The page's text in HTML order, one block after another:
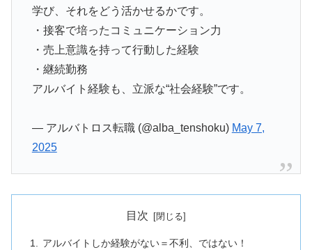
学び、それをどう活かせるかです。
・接客で培ったコミュニケーション力
・売上意識を持って行動した経験
・継続勤務
アルバイト経験も、立派な“社会経験”です。
— アルバトロス転職 (@alba_tenshoku) May 7,
2025
目次
アルバイトしか経験がない＝不利、ではない！